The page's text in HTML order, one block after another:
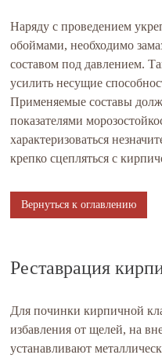
Наряду с проведением
обоймами, необходимо
составом под давлением.
усилить несущие
Применяемые составы
показателями
характеризоваться
крепко сцепляться с
Вернуться к оглавлению
Реставрация
Для починки кирпичной
избавления от щелей, на
устанавливают